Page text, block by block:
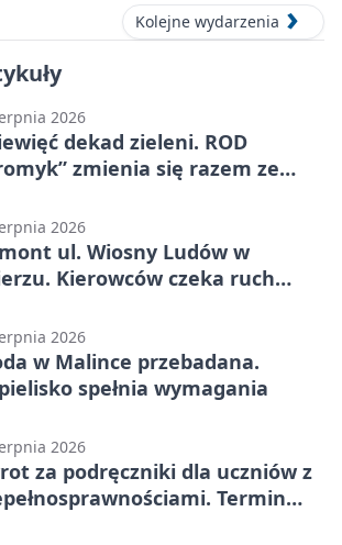
Kolejne wydarzenia
2026
dekad zieleni. ROD
zmienia się razem ze
2026
ul. Wiosny Ludów w
Kierowców czeka ruch
2026
w Malince przebadana.
spełnia wymagania
2026
za podręczniki dla uczniów z
Termin